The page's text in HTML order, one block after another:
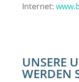
Internet:
UNSERE
WERDEN